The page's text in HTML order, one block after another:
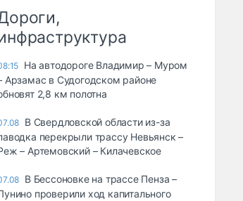
На автодороге Владимир – Муром
Арзамас в Судогодском районе
2,8 км полотна
В Свердловской области из-за
перекрыли трассу Невьянск –
– Артемовский – Килачевское
В Бессоновке на трассе Пенза –
проверили ход капитального